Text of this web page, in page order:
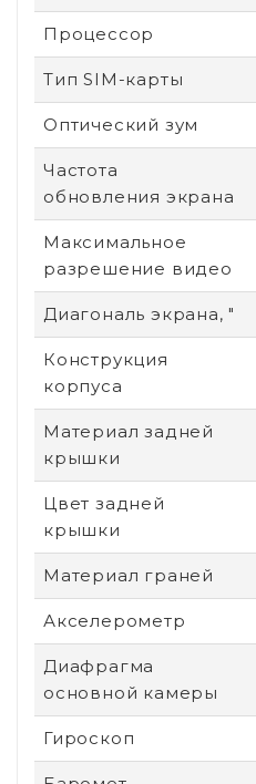
Процессор
Тип SIM-карты
Оптический зум
Частота
обновления экрана
Максимальное
разрешение видео
Диагональ экрана, "
Конструкция
корпуса
Материал задней
крышки
Цвет задней
крышки
Материал граней
Акселерометр
Диафрагма
основной камеры
Гироскоп